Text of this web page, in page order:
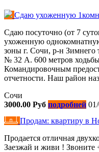
Сдаю ухоженную 1комн
Сдаю посуточно (от 7
ухоженную
зоны г. Сочи, р-н Зимнего
№ 32 А. 600 метров
Командировочным
отчетности. Наш район
Сочи
3000.00 Руб подробней
Продам: квартиру в
Продается отличная
Заезжай и живи ! Звоните